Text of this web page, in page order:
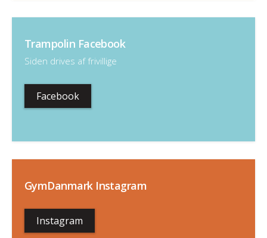
Trampolin Facebook
Siden drives af frivillige
Facebook
GymDanmark Instagram
Instagram